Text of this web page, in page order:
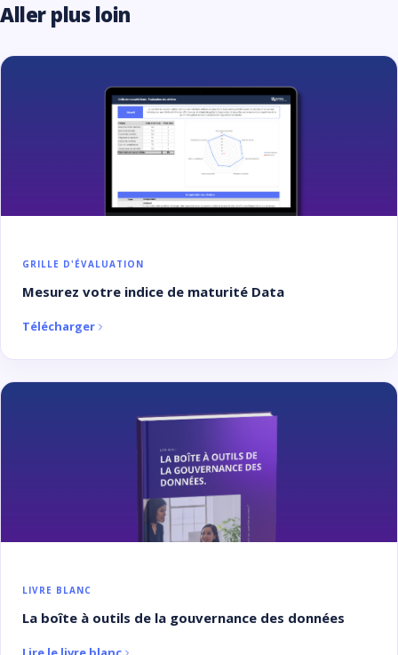
Aller plus loin
GRILLE D'ÉVALUATION
Mesurez votre indice de maturité Data
Télécharger
LIVRE BLANC
La boîte à outils de la gouvernance des données